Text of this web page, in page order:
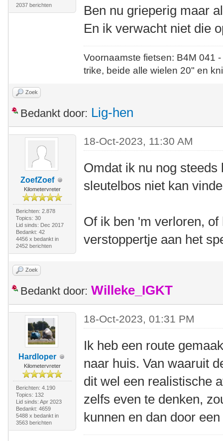
2037 berichten
Ben nu grieperig maar
En ik verwacht niet die
Voornaamste fietsen: B4M
trike, beide alle wielen 20" en
Zoek
Bedankt door: Lig-hen
ZoefZoef
Kilometervreter
Berichten: 2.878
Topics: 30
Lid sinds: Dec 2017
Bedankt: 42
4456 x bedankt in
2452 berichten
18-Oct-2023, 11:30 AM
Omdat ik nu nog
sleutelbos niet kan
Of ik ben 'm verloren,
verstoppertje aan het
Zoek
Bedankt door: Willeke_IGKT
Hardloper
Kilometervreter
Berichten: 4.190
Topics: 132
Lid sinds: Apr 2023
Bedankt: 4659
5488 x bedankt in
3563 berichten
18-Oct-2023, 01:31 PM
Ik heb een route
naar huis. Van waaruit
dit wel een realistische
zelfs even te denken,
kunnen en dan door